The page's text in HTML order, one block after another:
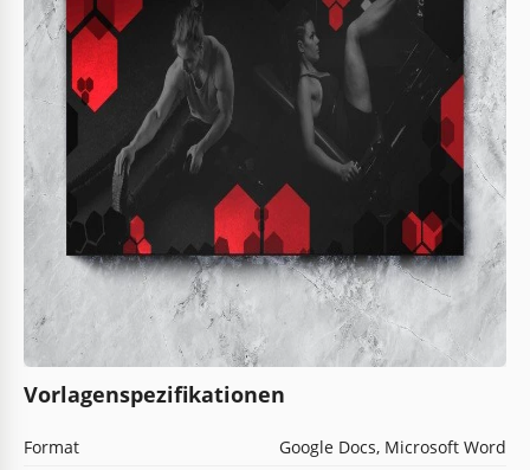
Vorlagenspezifikationen
Format
Google Docs, Microsoft Word